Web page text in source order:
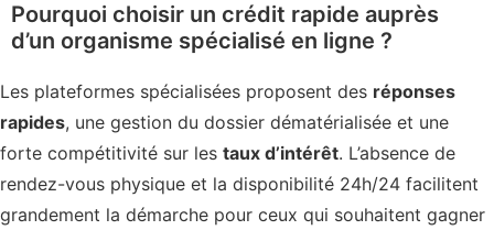
Pourquoi choisir un crédit rapide auprès
d’un organisme spécialisé en ligne ?
Les plateformes spécialisées proposent des réponses
rapides, une gestion du dossier dématérialisée et une
forte compétitivité sur les taux d’intérêt. L’absence de
rendez-vous physique et la disponibilité 24h/24 facilitent
grandement la démarche pour ceux qui souhaitent gagner